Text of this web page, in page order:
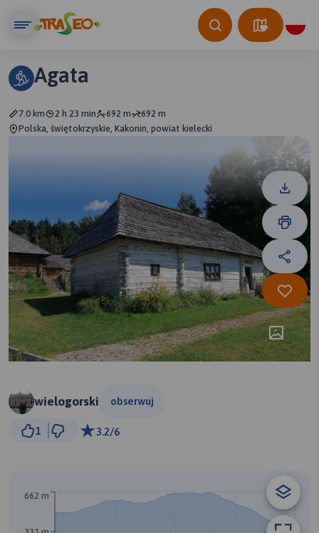
Agata
7.0 km 2 h 23 min 692 m
692 m
Polska, świętokrzyskie, Kakonin, powiat kielecki
wielogorski obserwuj
1 3.2/6
662 m